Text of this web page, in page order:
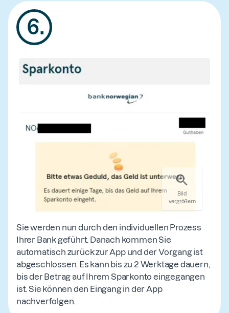
6.
Bild
vergrößern
Sie werden nun durch den individuellen Prozess
Ihrer Bank geführt. Danach kommen Sie
automatisch zurück zur App und der Vorgang ist
abgeschlossen. Es kann bis zu 2 Werktage dauern,
bis der Betrag auf Ihrem Sparkonto eingegangen
ist. Sie können den Eingang in der App
nachverfolgen.